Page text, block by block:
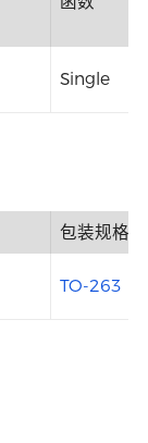
Single
包装规格
TO-263